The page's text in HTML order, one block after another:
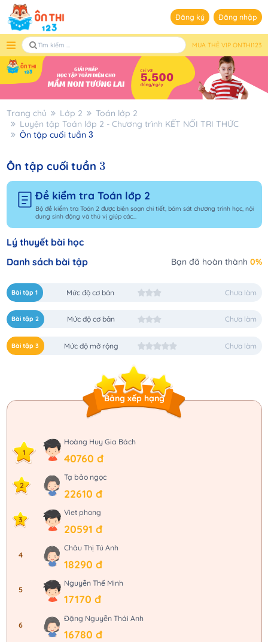
Đăng ký Đăng nhập
MUA THẺ VIP ONTHI123
Trang chủ Lớp 2
Toán lớp 2
Luyện tập Toán lớp 2 - Chương trình KẾT NỐI TRI THỨC
Ôn tập cuối tuần 3
3
Ôn tập cuối tuần 3
3
Đề kiểm tra Toán lớp 2
Bộ đề kiểm tra Toán 2 được biên soạn chi tiết, bám sát chương trình học, nội
dung sinh động và thú vị giúp các...
Lý thuyết bài học
Danh sách bài tập
Bạn đã hoàn thành 0%
Bài tập 1 Mức độ cơ bản Chưa làm
Bài tập 2 Mức độ cơ bản Chưa làm
Bài tập 3 Mức độ mở rộng Chưa làm
Bảng xếp hạng
1
Hoàng Huy Gia Bách
40760 đ
2
Tạ bảo ngọc
22610 đ
3
Viet phong
20591 đ
4
Châu Thị Tú Anh
18290 đ
5
Nguyễn Thế Minh
17170 đ
6
Đặng Nguyễn Thái Anh
16780 đ